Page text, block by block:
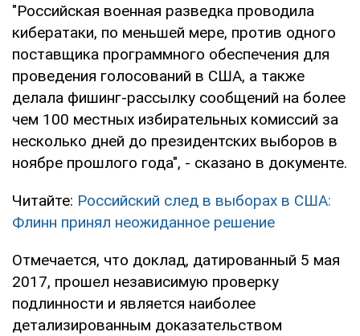
"Российская военная разведка проводила
кибератаки, по меньшей мере, против одного
поставщика программного обеспечения для
проведения голосований в США, а также
делала фишинг-рассылку сообщений на более
чем 100 местных избирательных комиссий за
несколько дней до президентских выборов в
ноябре прошлого года", - сказано в документе.
Читайте: Российский след в выборах в США:
Флинн принял неожиданное решение
Отмечается, что доклад, датированный 5 мая
2017, прошел независимую проверку
подлинности и является наиболее
детализированным доказательством